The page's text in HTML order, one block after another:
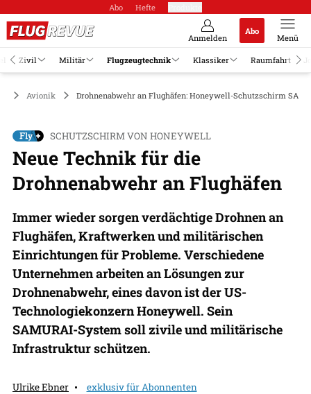
Abo Hefte
Anmelden
Abo
Menü
Zivil Militär Flugzeugtechnik Klassiker Raumfahrt
Avionik Drohnenabwehr an Flughäfen: Honeywell-Schutzschirm
SCHUTZSCHIRM VON HONEYWELL
Neue Technik für die
Drohnenabwehr an Flughäfen
Immer wieder sorgen verdächtige Drohnen an
Flughäfen, Kraftwerken und militärischen
Einrichtungen für Probleme. Verschiedene
Unternehmen arbeiten an Lösungen zur
Drohnenabwehr, eines davon ist der US-
Technologiekonzern Honeywell. Sein
SAMURAI-System soll zivile und militärische
Infrastruktur schützen.
Ulrike Ebner
exklusiv für Abonnenten